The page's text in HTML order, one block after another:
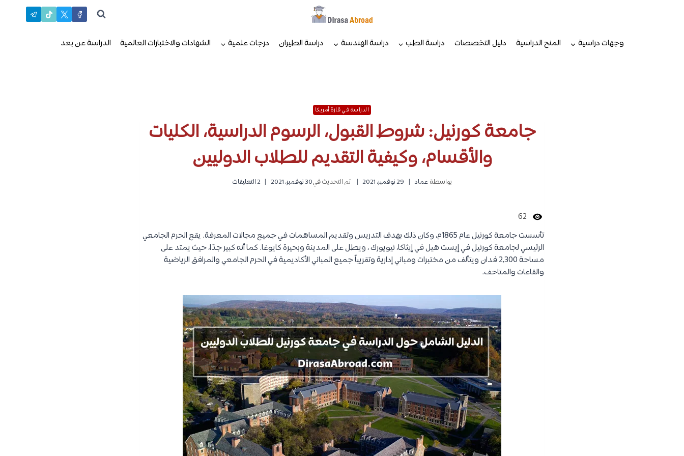
وجهات دراسية
المنح الدراسية دليل التخصصات دراسة الطب دراسة الهندسة دراسة الطيران درجات علمية الشهادات والاختبارات العالمية الدراسة عن بعد
الدراسة في قارة أمريكا
جامعة كورنيل: شروط القبول، الرسوم الدراسية، الكليات
والأقسام، وكيفية التقديم للطلاب الدوليين
بواسطة عماد 29 نوفمبر، 2021 تم التحديث في30 نوفمبر، 2021 2 التعليقات
62
تأسست جامعة كورنيل عام 1865م، وكان ذلك بهدف التدريس وتقديم المساهمات في جميع مجالات المعرفة. يقع الحرم الجامعي
الرئيسي لجامعة كورنيل في إيست هيل في إيثاكا، نيويورك ، ويطل على المدينة وبحيرة كايوغا. كما أنه كبير جدًا، حيث يمتد على
مساحة 2,300 فدان ويتألف من مختبرات ومباني إدارية وتقريباً جميع المباني الأكاديمية في الحرم الجامعي والمرافق الرياضية
والقاعات والمتاحف.